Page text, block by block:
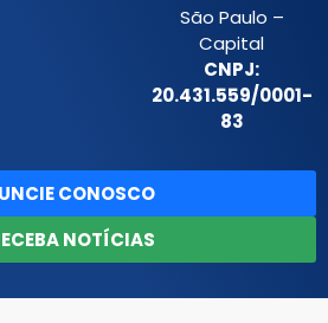
São Paulo –
Capital
CNPJ:
20.431.559/0001-
83
CONOSCO
NOTÍCIAS